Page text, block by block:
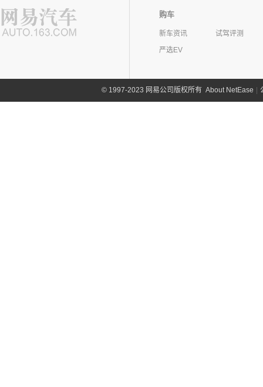
购车
新车资讯
试驾评测
严选EV
©1997-2023 网易公司版权所有 About NetEase